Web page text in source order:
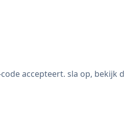
accepteert. sla op, bekijk